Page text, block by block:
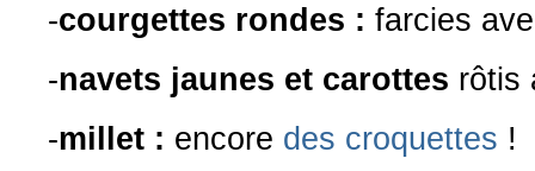
-courgettes rondes : farcies
-navets jaunes et carottes rôtis
-millet : encore des croquettes !